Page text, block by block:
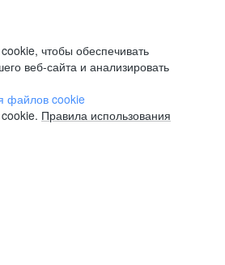
чтобы обеспечивать
веб-сайта и анализировать
файлов cookie
Правила использования